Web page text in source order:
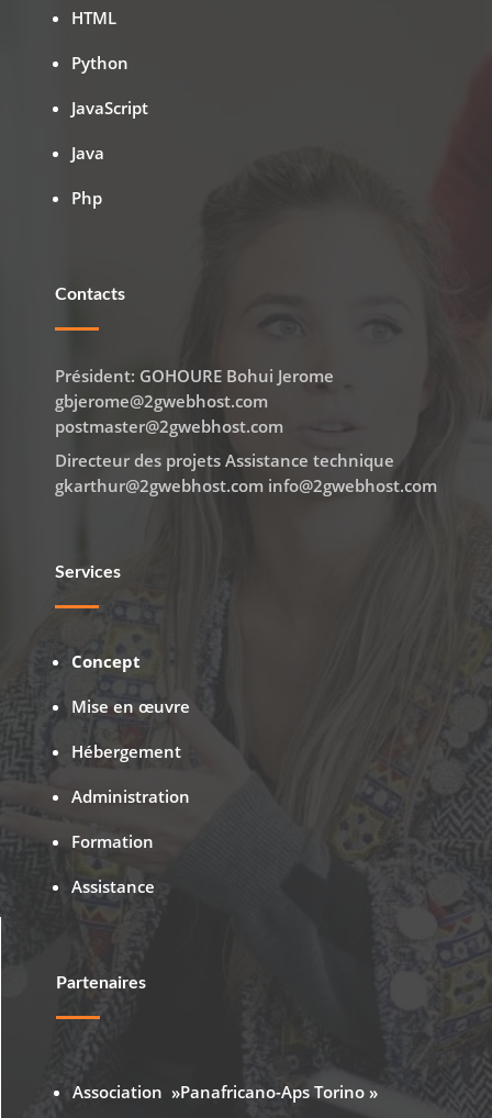
HTML
Python
JavaScript
Java
Php
Contacts
Président: GOHOURE Bohui Jerome
gbjerome@2gwebhost.com
postmaster@2gwebhost.com
Directeur des projets Assistance technique
gkarthur@2gwebhost.com info@2gwebhost.com
Services
Concept
Mise en œuvre
Hébergement
Administration
Formation
Assistance
Partenaires
Association »Panafricano-Aps Torino »